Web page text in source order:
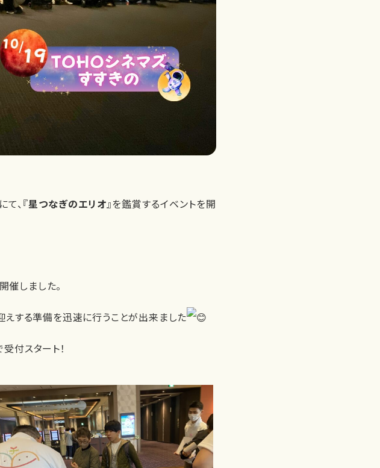
、『星つなぎのエリオ』を鑑賞するイベントを開
しました。
えする準備を迅速に行うことが出来ました
付スタート！